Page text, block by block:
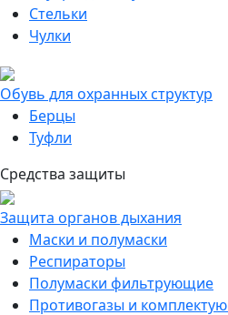
Стельки
Чулки
Обувь для охранных структур
Берцы
Туфли
Средства защиты
Защита органов дыхания
Маски и полумаски
Респираторы
Полумаски фильтрующие
Противогазы и